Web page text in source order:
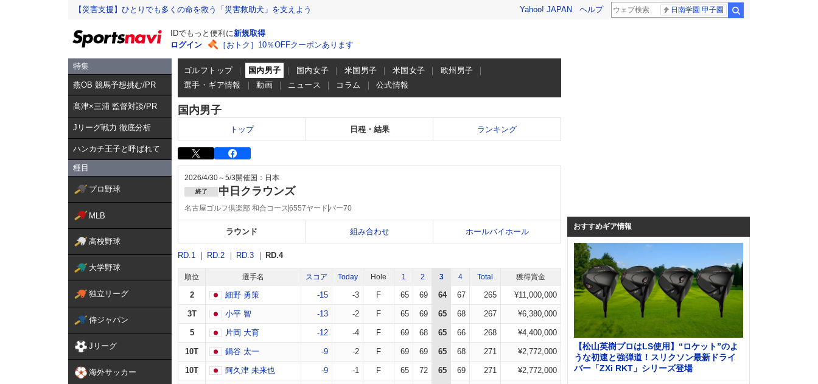
【災害支援】ひとりでも多くの命を救う「災害救助犬」を支えよう Yahoo! JAPAN ヘルプ 日南学園 甲子園
IDでもっと便利に新規取得
ログイン
［おトク］10％OFFクーポンあります
特集
燕OB 競馬予想挑む/PR
髙津×三浦 監督対談/PR
Jリーグ戦力 徹底分析
ハンカチ王子と呼ばれて
種目
プロ野球
MLB
高校野球
大学野球
独立リーグ
侍ジャパン
Jリーグ
海外サッカー
ゴルフトップ 国内男子 国内女子 米国男子 米国女子
欧州男子
選手・ギア情報
動画 ニュース コラム 公式情報
国内男子
トップ 日程・結果 ランキング
2026/4/30～5/3開催国：日本
終了 中日クラウンズ
名古屋ゴルフ倶楽部 和合コース6557ヤードパー70
ラウンド 組み合わせ ホールバイホール
RD.1 RD.2 RD.3 RD.4
順位 選手名 スコア Today Hole 1 2 3 4 Total 獲得賞金
2 細野 勇策 -15 -3 F 65 69 64 67 265 ¥11,000,000
3T 小平 智 -13 -2 F 65 69 65 68 267 ¥6,380,000
5 片岡 大育 -12 -4 F 69 68 65 66 268 ¥4,400,000
10T 鍋谷 太一 -9 -2 F 69 69 65 68 271 ¥2,772,000
10T 阿久津 未来也 -9 -1 F 65 72 65 69 271 ¥2,772,000
おすすめギア情報
【松山英樹プロはLS使用】“ロケット”のよ
うな初速と強弾道！スリクソン最新ドライ
バー「ZXi RKT」シリーズ登場